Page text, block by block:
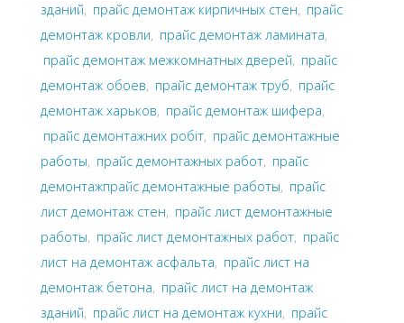
зданий, прайс демонтаж кирпичных стен, прайс
демонтаж кровли, прайс демонтаж ламината,
прайс демонтаж межкомнатных дверей, прайс
демонтаж обоев, прайс демонтаж труб, прайс
демонтаж харьков, прайс демонтаж шифера,
прайс демонтажних робіт, прайс демонтажные
работы, прайс демонтажных работ, прайс
демонтажпрайс демонтажные работы, прайс
лист демонтаж стен, прайс лист демонтажные
работы, прайс лист демонтажных работ, прайс
лист на демонтаж асфальта, прайс лист на
демонтаж бетона, прайс лист на демонтаж
зданий, прайс лист на демонтаж кухни, прайс